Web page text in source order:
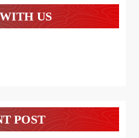
US
POST